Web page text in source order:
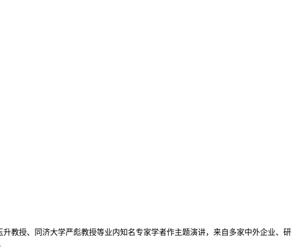
教授、同济大学严彪教授等业内知名专家学者作主题演讲，来自多家中外企业、研